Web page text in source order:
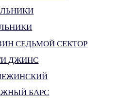
СЕДЬМОЙ СЕКТОР
ДЖИНС
БАРС